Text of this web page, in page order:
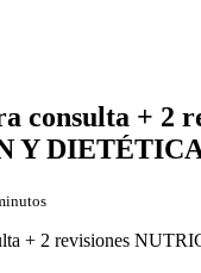
consulta + 2
Y
+ 2 revisiones